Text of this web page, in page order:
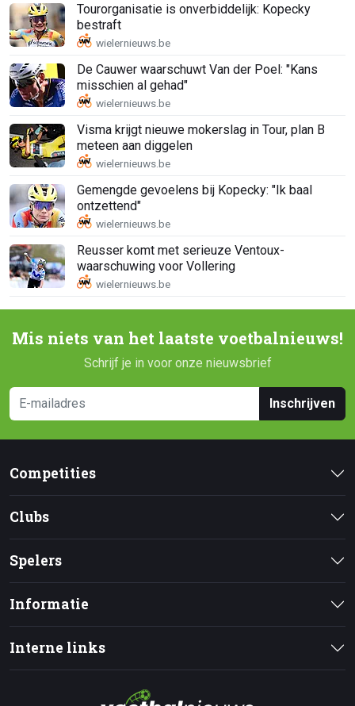
Tourorganisatie is onverbiddelijk: Kopecky
bestraft
De Cauwer waarschuwt Van der Poel: "Kans
misschien al gehad"
Visma krijgt nieuwe mokerslag in Tour, plan B
meteen aan diggelen
Gemengde gevoelens bij Kopecky: "Ik baal
ontzettend"
Reusser komt met serieuze Ventoux-
waarschuwing voor Vollering
Mis niets van het laatste voetbalnieuws!
Schrijf je in voor onze nieuwsbrief
Inschrijven
Competities
Clubs
Spelers
Informatie
Interne links